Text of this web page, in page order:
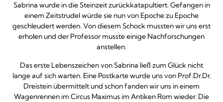
Sabrina wurde in die Steinzeit zurückkatapultiert. Gefangen in
einem Zeitstrudel würde sie nun von Epoche zu Epoche
geschleudert werden. Von diesem Schock mussten wir uns erst
erholen und der Professor musste einige Nachforschungen
anstellen.
Das erste Lebenszeichen von Sabrina ließ zum Glück nicht
lange auf sich warten. Eine Postkarte wurde uns von Prof.Dr.Dr.
Dreistein übermittelt und schon fanden wir uns in einem
Wagenrennen im Circus Maximus im Antiken Rom wieder. Die